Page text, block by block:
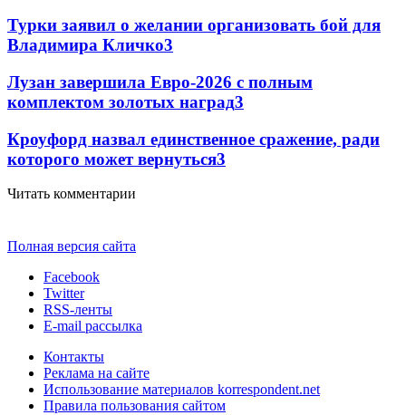
Турки заявил о желании организовать бой для
Владимира Кличко3
Лузан завершила Евро-2026 с полным
комплектом золотых наград3
Кроуфорд назвал единственное сражение, ради
которого может вернуться3
Читать комментарии
Полная версия сайта
Facebook
Twitter
RSS-ленты
E-mail рассылка
Контакты
Реклама на сайте
Использование материалов korrespondent.net
Правила пользования сайтом